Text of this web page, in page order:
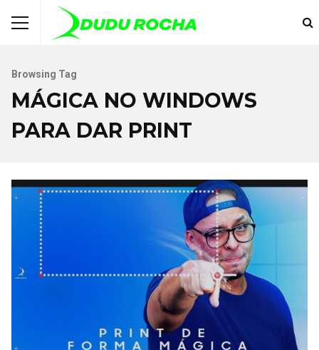
Browsing Tag
MÁGICA NO WINDOWS
PARA DAR PRINT